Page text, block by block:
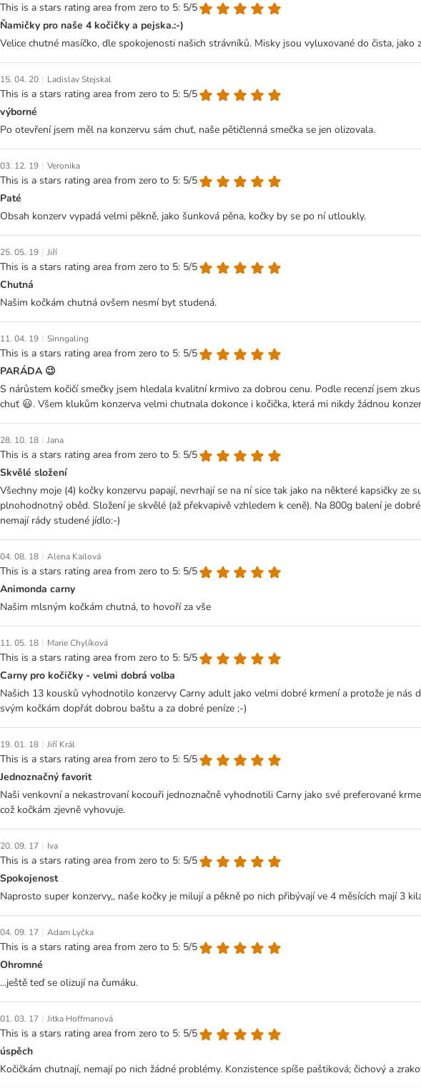
This is a stars rating area from zero to 5: 5/5
Ňamičky pro naše 4 kočičky a pejska.:-)
Velice chutné masíčko, dle spokojenosti našich strávníků. Misky jsou vyluxované do čista, jako
15. 04. 20 | Ladislav Stejskal
This is a stars rating area from zero to 5: 5/5
výborné
Po otevření jsem měl na konzervu sám chuť, naše pětičlenná smečka se jen olizovala.
03. 12. 19 | Veronika
This is a stars rating area from zero to 5: 5/5
Paté
Obsah konzerv vypadá velmi pěkně, jako šunková pěna, kočky by se po ní utloukly.
25. 05. 19 | Jiří
This is a stars rating area from zero to 5: 5/5
Chutná
Našim kočkám chutná ovšem nesmí byt studená.
11. 04. 19 | Sinngaling
This is a stars rating area from zero to 5: 5/5
PARÁDA 😉
S nárůstem kočičí smečky jsem hledala kvalitní krmivo za dobrou cenu. Podle recenzí jsem
chuť 😃. Všem klukům konzerva velmi chutnala dokonce i kočička, která mi nikdy žádnou
28. 10. 18 | Jana
This is a stars rating area from zero to 5: 5/5
Skvělé složení
Všechny moje (4) kočky konzervu papají, nevrhají se na ní sice tak jako na některé kapsičky
plnohodnotný oběd. Složení je skvělé (až překvapivě vzhledem k ceně). Na 800g balení je
nemají rády studené jídlo:-)
04. 08. 18 | Alena Kailová
This is a stars rating area from zero to 5: 5/5
Animonda carny
Našim mlsným kočkám chutná, to hovoří za vše
11. 05. 18 | Marie Chylíková
This is a stars rating area from zero to 5: 5/5
Carny pro kočičky - velmi dobrá volba
Našich 13 kousků vyhodnotilo konzervy Carny adult jako velmi dobré krmení a protože je
svým kočkám dopřát dobrou baštu a za dobré peníze ;-)
19. 01. 18 | Jiří Král
This is a stars rating area from zero to 5: 5/5
Jednoznačný favorit
Naši venkovní a nekastrovaní kocouři jednoznačně vyhodnotili Carny jako své preferované
což kočkám zjevně vyhovuje.
20. 09. 17 | Iva
This is a stars rating area from zero to 5: 5/5
Spokojenost
Naprosto super konzervy,, naše kočky je milují a pěkně po nich přibývají ve 4 měsících mají 3
04. 09. 17 | Adam Lyčka
This is a stars rating area from zero to 5: 5/5
Ohromné
...ještě teď se olizují na čumáku.
01. 03. 17 | Jitka Hoffmanová
This is a stars rating area from zero to 5: 5/5
úspěch
Kočičkám chutnají, nemají po nich žádné problémy. Konzistence spíše paštiková; čichový a